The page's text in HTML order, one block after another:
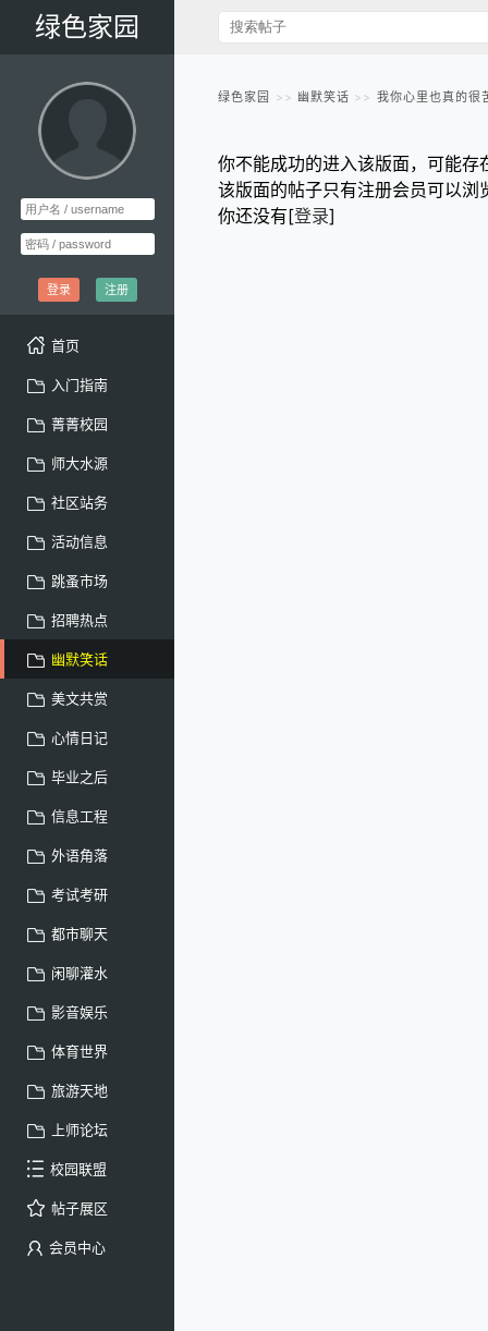
绿色家园
登录 注册
首页
入门指南
菁菁校园
师大水源
社区站务
活动信息
跳蚤市场
招聘热点
幽默笑话
美文共赏
心情日记
毕业之后
信息工程
外语角落
考试考研
都市聊天
闲聊灌水
影音娱乐
体育世界
旅游天地
上师论坛
校园联盟
帖子展区
会员中心
绿色家园 幽默笑话 我你心里也真的很
你不能成功的进入该版面，可能存
该版面的帖子只有注册会员可以浏
你还没有[登录]